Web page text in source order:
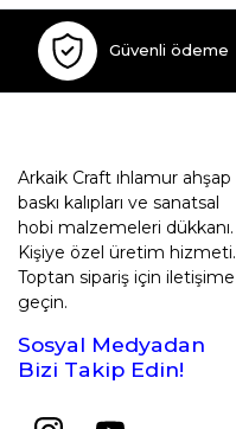
Güvenli ödeme
Arkaik Craft ıhlamur ahşap
baskı kalıpları ve sanatsal
hobi malzemeleri dükkanı.
Kişiye özel üretim hizmeti.
Toptan sipariş için iletişime
geçin.
Sosyal Medyadan
Bizi Takip Edin!